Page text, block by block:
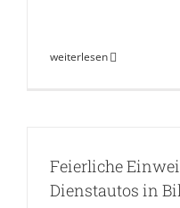
weiterlesen
Feierliche
Dienstautos in